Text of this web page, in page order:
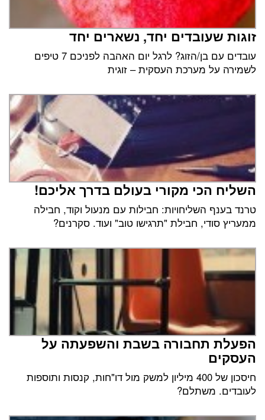
זוגות שעובדים יחד, נשארים יחד
עובדים עם בן/הזוג? לרגל יום האהבה לפניכם 7 טיפים
לשמירה על מערכת העסקית – זוגית
השליח הכי מקורי בעולם בדרך אליכם!
טרנד בענף השליחויות: חבילות עם מנעול וקוד, חבילה
ממעריץ סודי, חבילת "תרגישו טוב" ועוד. סקרנים?
הפעלת תחבורה בשבת והשפעתה על
העסקים
חיסכון של 400 מיליון למשק מול דו"חות, קנסות ותוספות
לעובדים. משתלם?